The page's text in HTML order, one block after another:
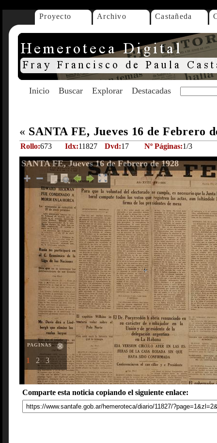
Proyecto Archivo Castañeda
Inicio Buscar Explorar Destacadas
« SANTA FE, Jueves 16 de Febrero
Rollo:673 Idx:11827 Dvd:17 Nº Páginas:1/3
SANTA FE, Jueves 16 de Febrero de 1928
PAGINAS
1 2 3
Comparte esta noticia copiando el siguiente enlace: